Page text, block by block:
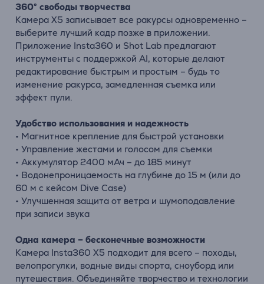
360° свободы творчества
Камера X5 записывает все ракурсы одновременно –
выберите лучший кадр позже в приложении.
Приложение Insta360 и Shot Lab предлагают
инструменты с поддержкой AI, которые делают
редактирование быстрым и простым – будь то
изменение ракурса, замедленная съемка или
эффект пули.
Удобство использования и надежность
• Магнитное крепление для быстрой установки
• Управление жестами и голосом для съемки
• Аккумулятор 2400 мАч – до 185 минут
• Водонепроницаемость на глубине до 15 м (или до
60 м с кейсом Dive Case)
• Улучшенная защита от ветра и шумоподавление
при записи звука
Одна камера – бесконечные возможности
Камера Insta360 X5 подходит для всего – походы,
велопрогулки, водные виды спорта, сноуборд или
путешествия. Объединяйте творчество и технологии